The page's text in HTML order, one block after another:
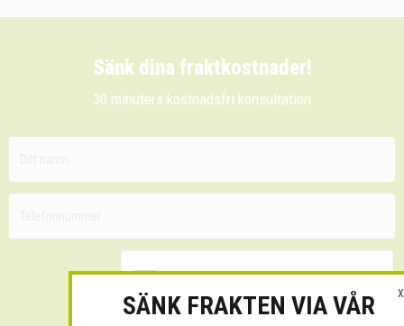
Sänk dina fraktkostnader!
30 minuters kostnadsfri konsultation
X
SÄNK FRAKTEN VIA VÅR